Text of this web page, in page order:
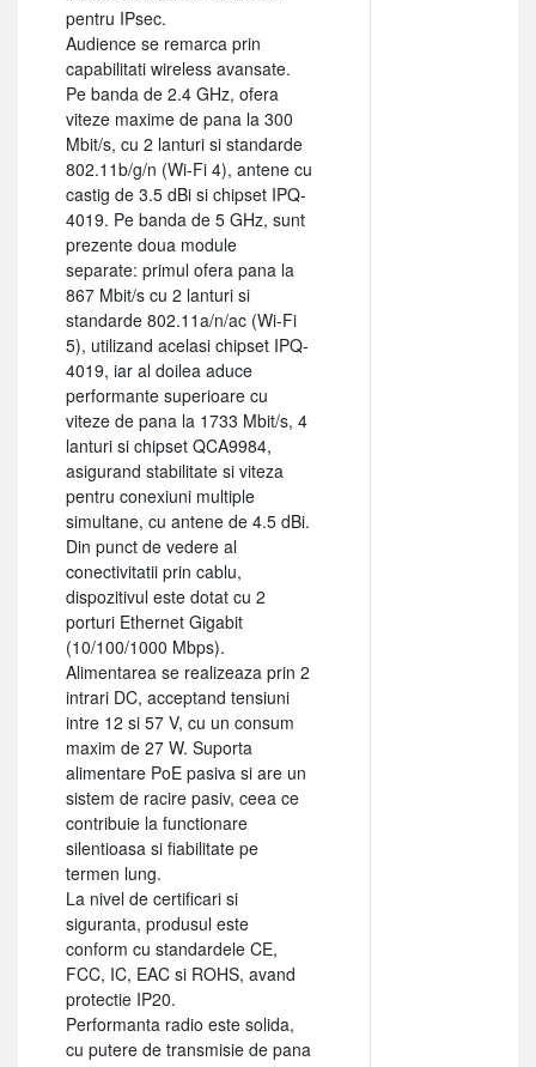
pentru IPsec.
Audience se remarca prin
capabilitati wireless avansate.
Pe banda de 2.4 GHz, ofera
viteze maxime de pana la 300
Mbit/s, cu 2 lanturi si standarde
802.11b/g/n (Wi-Fi 4), antene cu
castig de 3.5 dBi si chipset IPQ-
4019. Pe banda de 5 GHz, sunt
prezente doua module
separate: primul ofera pana la
867 Mbit/s cu 2 lanturi si
standarde 802.11a/n/ac (Wi-Fi
5), utilizand acelasi chipset IPQ-
4019, iar al doilea aduce
performante superioare cu
viteze de pana la 1733 Mbit/s, 4
lanturi si chipset QCA9984,
asigurand stabilitate si viteza
pentru conexiuni multiple
simultane, cu antene de 4.5 dBi.
Din punct de vedere al
conectivitatii prin cablu,
dispozitivul este dotat cu 2
porturi Ethernet Gigabit
(10/100/1000 Mbps).
Alimentarea se realizeaza prin 2
intrari DC, acceptand tensiuni
intre 12 si 57 V, cu un consum
maxim de 27 W. Suporta
alimentare PoE pasiva si are un
sistem de racire pasiv, ceea ce
contribuie la functionare
silentioasa si fiabilitate pe
termen lung.
La nivel de certificari si
siguranta, produsul este
conform cu standardele CE,
FCC, IC, EAC si ROHS, avand
protectie IP20.
Performanta radio este solida,
cu putere de transmisie de pana